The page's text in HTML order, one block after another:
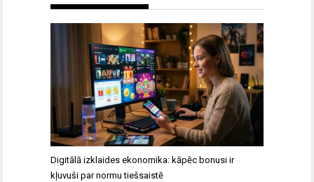
Digitālā izklaides ekonomika: kāpēc bonusi ir
kļuvuši par normu tiešsaistē